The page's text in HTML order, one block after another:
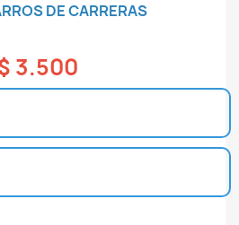
DE CARRERAS
3.500